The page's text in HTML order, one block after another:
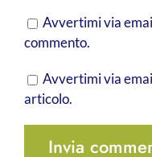
Avvertimi via
commento.
Avvertimi via
articolo.